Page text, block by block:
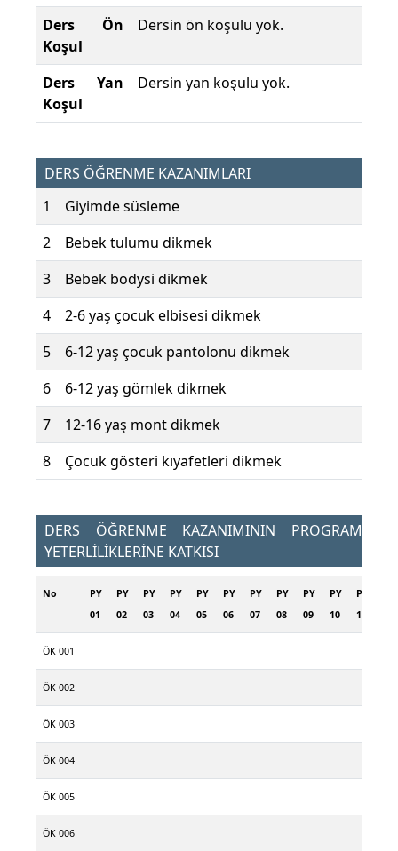
Ders Ön
Koşul
Dersin ön koşulu yok.
Ders Yan
Koşul
Dersin yan koşulu yok.
DERS ÖĞRENME KAZANIMLARI
1
Giyimde süsleme
2
Bebek tulumu dikmek
3
Bebek bodysi dikmek
4
2-6 yaş çocuk elbisesi dikmek
5
6-12 yaş çocuk pantolonu dikmek
6
6-12 yaş gömlek dikmek
7
12-16 yaş mont dikmek
8
Çocuk gösteri kıyafetleri dikmek
DERS ÖĞRENME KAZANIMININ PROGRAM
YETERLİLİKLERİNE KATKISI
No
PY
01
PY
02
PY
03
PY
04
PY
05
PY
06
PY
07
PY
08
PY
09
PY
10
PY
11
ÖK 001
ÖK 002
ÖK 003
ÖK 004
ÖK 005
ÖK 006